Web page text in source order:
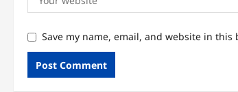
Save my name, email, and website in